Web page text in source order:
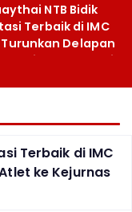
NTB Bidik
Terbaik di IMC
Turunkan Delapan
ke Kejurnas Bekasi
Terbaik di IMC
ke Kejurnas